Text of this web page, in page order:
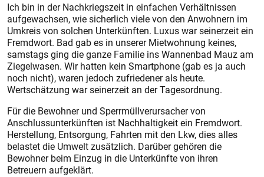
Ich bin in der Nachkriegszeit in einfachen Verhältnissen
aufgewachsen, wie sicherlich viele von den Anwohnern im
Umkreis von solchen Unterkünften. Luxus war seinerzeit ein
Fremdwort. Bad gab es in unserer Mietwohnung keines,
samstags ging die ganze Familie ins Wannenbad Mauz am
Ziegelwasen. Wir hatten kein Smartphone (gab es ja auch
noch nicht), waren jedoch zufriedener als heute.
Wertschätzung war seinerzeit an der Tagesordnung.
Für die Bewohner und Sperrmüllverursacher von
Anschlussunterkünften ist Nachhaltigkeit ein Fremdwort.
Herstellung, Entsorgung, Fahrten mit den Lkw, dies alles
belastet die Umwelt zusätzlich. Darüber gehören die
Bewohner beim Einzug in die Unterkünfte von ihren
Betreuern aufgeklärt.